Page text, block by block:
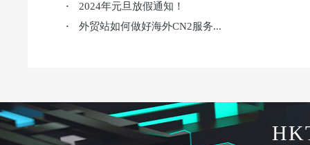
· 2024年元旦放假通知！
· 外贸站如何做好海外CN2服务...